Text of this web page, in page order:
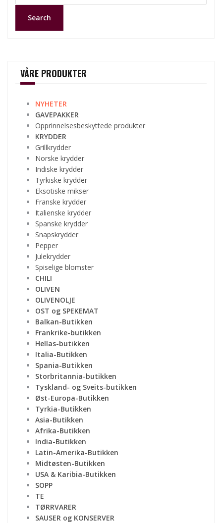
Search
VÅRE PRODUKTER
NYHETER
GAVEPAKKER
Opprinnelsesbeskyttede produkter
KRYDDER
Grillkrydder
Norske krydder
Indiske krydder
Tyrkiske krydder
Eksotiske mikser
Franske krydder
Italienske krydder
Spanske krydder
Snapskrydder
Pepper
Julekrydder
Spiselige blomster
CHILI
OLIVEN
OLIVENOLJE
OST og SPEKEMAT
Balkan-Butikken
Frankrike-butikken
Hellas-butikken
Italia-Butikken
Spania-Butikken
Storbritannia-butikken
Tyskland- og Sveits-butikken
Øst-Europa-Butikken
Tyrkia-Butikken
Asia-Butikken
Afrika-Butikken
India-Butikken
Latin-Amerika-Butikken
Midtøsten-Butikken
USA & Karibia-Butikken
SOPP
TE
TØRRVARER
SAUSER og KONSERVER